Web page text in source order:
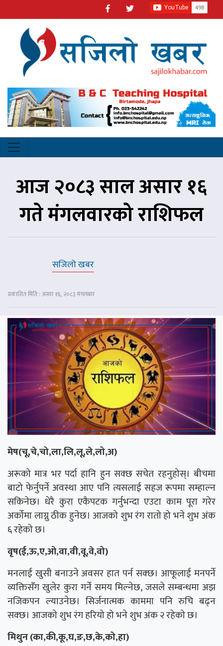
आज २०८३ साल असार १६
गते मंगलवारको राशिफल
सजिलो खबर
प्रकाशित मिति : असार १६, २०८३ मंगलबार
मेष(चू,चे,चो,ला,लि,लू,ले,लो,अ)
अरूको मात्र भर पर्दा हानि हुन सक्छ सचेत रहनुहोस्। बीचमा
बाटो फेर्नुपर्ने अवस्था आए पनि त्यसलाई सहज रूपमा सम्हाल्न
सकिनेछ। धेरै कुरा एकैपटक गर्नुभन्दा एउटा काम पूरा गरेर
अर्कोमा लाग्नु ठीक हुनेछ। आजको शुभ रंग रातो हो भने शुभ अंक
६ रहेको छ।
वृष(ई,ऊ,ए,ओ,वा,वी,वू,वे,वो)
मनलाई खुसी बनाउने अवसर हात पर्न सक्छ। आफूलाई मनपर्ने
व्यक्तिसँग खुलेर कुरा गर्ने समय मिल्नेछ, जसले सम्बन्धमा अझ
नजिकपन ल्याउनेछ। सिर्जनात्मक काममा पनि रुचि बढ्न
सक्छ। आजको शुभ रंग हरियो हो भने शुभ अंक २ रहेको छ।
मिथुन (का,की,कू,घ,ङ,छ,के,को,हा)